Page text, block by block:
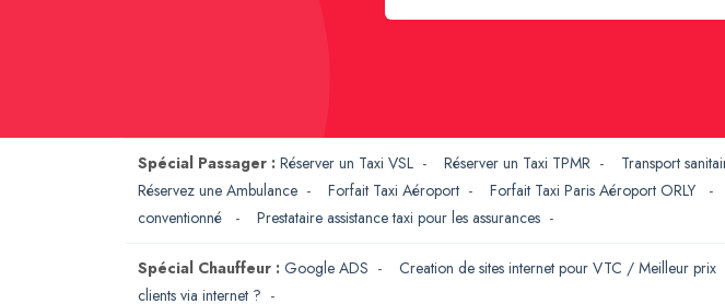
Spécial Passager : Réserver un Taxi VSL - Réserver un Taxi TPMR - Transport
Réservez une Ambulance - Forfait Taxi Aéroport - Forfait Taxi Paris Aéroport ORLY -
conventionné
- Prestataire assistance taxi pour les assurances -
Spécial Chauffeur : Google ADS - Creation de sites internet pour VTC / Meilleur prix
clients via internet ? -